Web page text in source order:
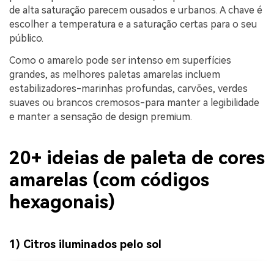
de alta saturação parecem ousados e urbanos. A chave é
escolher a temperatura e a saturação certas para o seu
público.
Como o amarelo pode ser intenso em superfícies
grandes, as melhores paletas amarelas incluem
estabilizadores-marinhas profundas, carvões, verdes
suaves ou brancos cremosos-para manter a legibilidade
e manter a sensação de design premium.
20+ ideias de paleta de cores
amarelas (com códigos
hexagonais)
1) Citros iluminados pelo sol